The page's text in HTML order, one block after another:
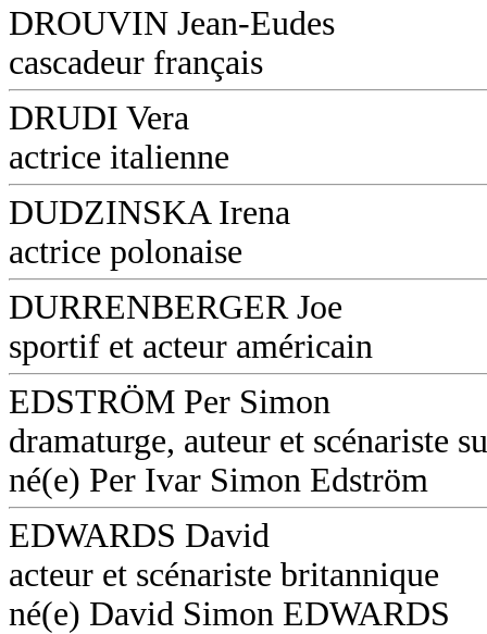
DROUVIN Jean-Eudes
cascadeur français
DRUDI Vera
actrice italienne
DUDZINSKA Irena
actrice polonaise
DURRENBERGER Joe
sportif et acteur américain
EDSTRÖM Per Simon
dramaturge, auteur et scénariste
né(e) Per Ivar Simon Edström
EDWARDS David
acteur et scénariste britannique
né(e) David Simon EDWARDS